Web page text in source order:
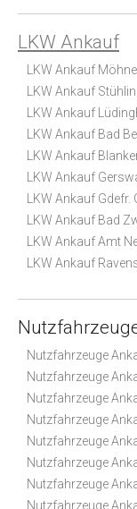
LKW Ankauf
LKW Ankauf
LKW Ankauf
LKW Ankauf
LKW Ankauf Bad
LKW Ankauf
LKW Ankauf
LKW Ankauf Gdefr.
LKW Ankauf Bad
LKW Ankauf Amt
LKW Ankauf
Nutzfahrzeuge
Nutzfahrzeuge
Nutzfahrzeuge
Nutzfahrzeuge
Nutzfahrzeuge
Nutzfahrzeuge
Nutzfahrzeuge
Nutzfahrzeuge